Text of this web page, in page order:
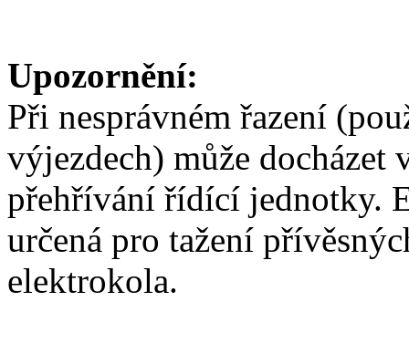
Upozornění:
Při nesprávném řazení
výjezdech) může
přehřívání řídící jednotky.
určená pro tažení
elektrokola.